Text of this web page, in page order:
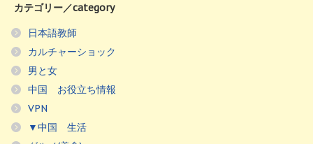
カテゴリー／category
日本語教師
カルチャーショック
男と女
中国 お役立ち情報
VPN
▼中国 生活